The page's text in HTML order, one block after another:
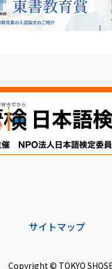
サイトマップ
Copyright © TOKYO